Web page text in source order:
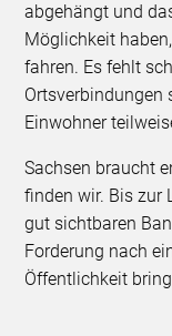
abgehängt und
Möglichkeit
fahren. Es fehlt
Ortsverbindungen
Einwohner
Sachsen braucht
finden wir. Bis zur
gut sichtbaren
Forderung nach
Öffentlichkeit